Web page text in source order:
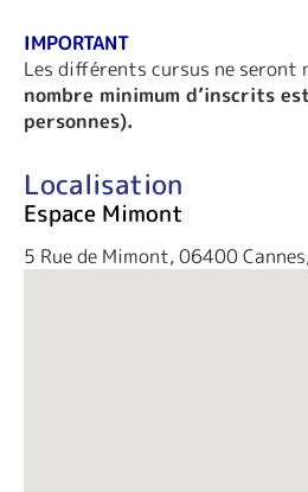
IMPORTANT
Les différents cursus ne seront
nombre minimum d’inscrits
personnes).
Localisation
Espace Mimont
5 Rue de Mimont, 06400